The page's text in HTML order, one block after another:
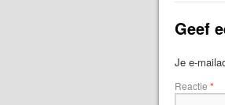
Geef
Je e-
Reactie *